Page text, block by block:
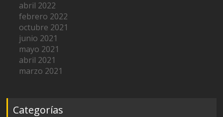
abril 2022
febrero 2022
octubre 2021
junio 2021
mayo 2021
abril 2021
marzo 2021
Categorías